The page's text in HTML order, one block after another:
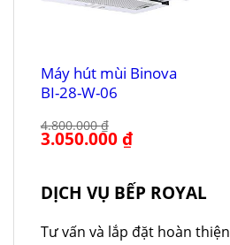
Máy hút mùi Binova
BI-28-W-06
4.800.000₫
Giá
gốc
3.050.000₫Giá
hiện
3.050.000 ₫.
DỊCH VỤ BẾP ROYAL
Tư vấn và lắp đặt hoàn